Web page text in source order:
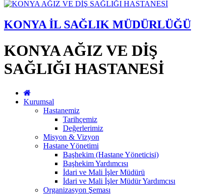
KONYA İL SAĞLIK MÜDÜRLÜĞÜ
KONYA AĞIZ VE DİŞ
SAĞLIĞI HASTANESİ
Kurumsal
Hastanemiz
Tarihçemiz
Değerlerimiz
Misyon & Vizyon
Hastane Yönetimi
Başhekim (Hastane Yöneticisi)
Başhekim Yardımcısı
İdari ve Mali İşler Müdürü
İdari ve Mali İşler Müdür Yardımcısı
Organizasyon Şeması